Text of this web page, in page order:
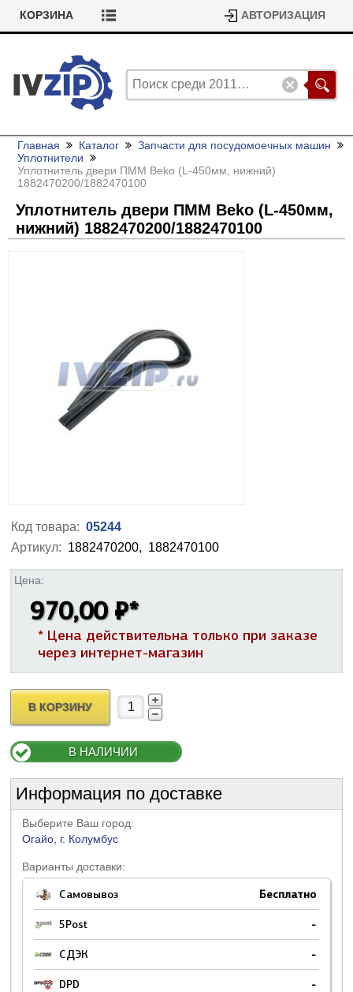
КОРЗИНА АВТОРИЗАЦИЯ
Главная Каталог
Запчасти для посудомоечных машин
Уплотнители
Уплотнитель двери ПММ Beko (L-450мм, нижний)
1882470200/1882470100
Уплотнитель двери ПММ Beko (L-450мм,
нижний) 1882470200/1882470100
Код товара: 05244
Артикул: 1882470200, 1882470100
Цена:
970,00 ₽*
* Цена действительна только при заказе
через интернет-магазин
В КОРЗИНУ
В НАЛИЧИИ
Информация по доставке
Выберите Ваш город:
Огайо, г. Колумбус
Варианты доставки:
Самовывоз Бесплатно
5Post -
СДЭК -
DPD -